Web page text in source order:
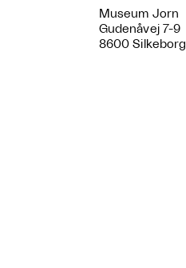
Museum Jorn
Gudenåvej 7-9
8600 Silkeborg